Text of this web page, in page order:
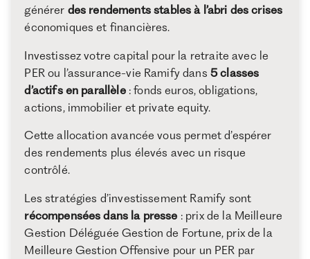
générer des rendements stables à l’abri des crises
économiques et financières.
Investissez votre capital pour la retraite avec le
PER ou l’assurance-vie Ramify dans 5 classes
d’actifs en parallèle: fonds euros, obligations,
actions, immobilier et private equity.
Cette allocation avancée vous permet d’espérer
des rendements plus élevés avec un risque
contrôlé.
Les stratégies d’investissement Ramify sont
récompensées dans la presse : prix de la Meilleure
Gestion Déléguée Gestion de Fortune, prix de la
Meilleure Gestion Offensive pour un PER par